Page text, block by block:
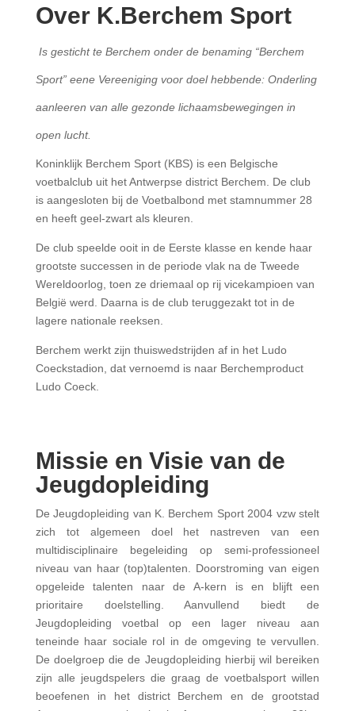
Over K.Berchem Sport
Is gesticht te Berchem onder de benaming “Berchem
Sport” eene Vereeniging voor doel hebbende: Onderling
aanleeren van alle gezonde lichaamsbewegingen in
open lucht.
Koninklijk Berchem Sport (KBS) is een Belgische
voetbalclub uit het Antwerpse district Berchem. De club
is aangesloten bij de Voetbalbond met stamnummer 28
en heeft geel-zwart als kleuren.
De club speelde ooit in de Eerste klasse en kende haar
grootste successen in de periode vlak na de Tweede
Wereldoorlog, toen ze driemaal op rij vicekampioen van
België werd. Daarna is de club teruggezakt tot in de
lagere nationale reeksen.
Berchem werkt zijn thuiswedstrijden af in het Ludo
Coeckstadion, dat vernoemd is naar Berchemproduct
Ludo Coeck.
Missie en Visie van de
Jeugdopleiding
De Jeugdopleiding van K. Berchem Sport 2004 vzw stelt
zich tot algemeen doel het nastreven van een
multidisciplinaire begeleiding op semi-professioneel
niveau van haar (top)talenten. Doorstroming van eigen
opgeleide talenten naar de A-kern is en blijft een
prioritaire doelstelling. Aanvullend biedt de
Jeugdopleiding voetbal op een lager niveau aan
teneinde haar sociale rol in de omgeving te vervullen.
De doelgroep die de Jeugdopleiding hierbij wil bereiken
zijn alle jeugdspelers die graag de voetbalsport willen
beoefenen in het district Berchem en de grootstad